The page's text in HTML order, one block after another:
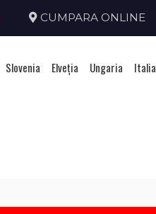
CUMPARA ONLINE
Slovenia Elveţia Ungaria Italia